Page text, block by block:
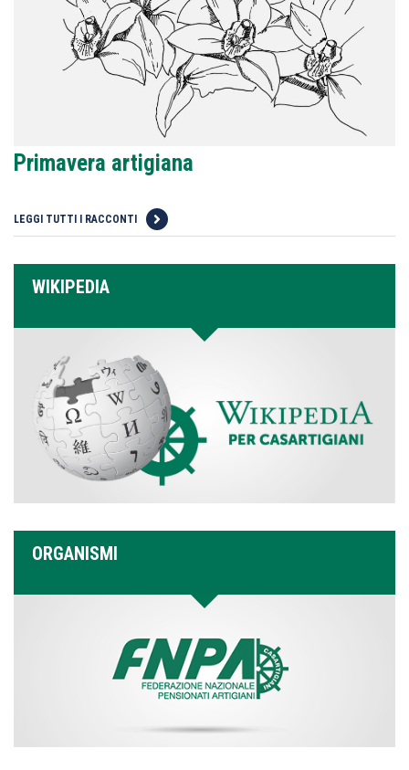
Primavera artigiana
LEGGI TUTTI I RACCONTI
WIKIPEDIA
ORGANISMI